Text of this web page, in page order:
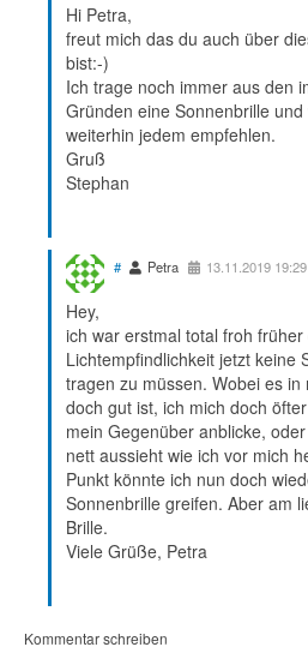
Hi Petra,
freut mich das du auch über
bist:-)
Ich trage noch immer aus den
Gründen eine Sonnenbrille
weiterhin jedem empfehlen.
Gruß
Stephan
# Petra 13.11.2019 19:29
Hey,
ich war erstmal total froh früher
Lichtempfindlichkeit jetzt keine
tragen zu müssen. Wobei es in
doch gut ist, ich mich doch
mein Gegenüber anblicke,
nett aussieht wie ich vor mich
Punkt könnte ich nun doch
Sonnenbrille greifen. Aber am
Brille.
Viele Grüße, Petra
Kommentar schreiben